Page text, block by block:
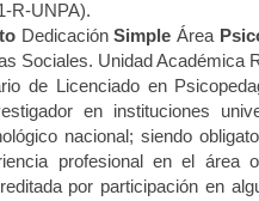
R-UNPA).
DedicaciónSimple Área
Sociales. Unidad Académica
de Licenciado en
en instituciones
nacional; siendo
profesional en el área
por participación en